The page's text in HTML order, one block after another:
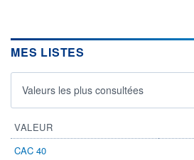
MES LISTES
Valeurs les plus consultées
VALEUR
CAC 40